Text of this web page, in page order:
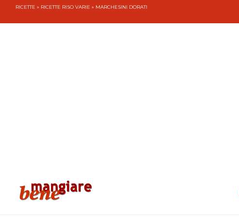
RICETTE » RICETTE RISO VARIE » MARCHESINI DORATI